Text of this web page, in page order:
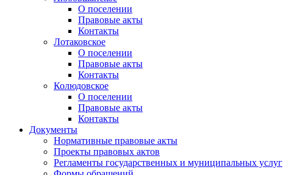
О поселении
Правовые акты
Контакты
Лотаковское
О поселении
Правовые акты
Контакты
Колюдовское
О поселении
Правовые акты
Контакты
Документы
Нормативные правовые акты
Проекты правовых актов
Регламенты государственных и муниципальных услуг